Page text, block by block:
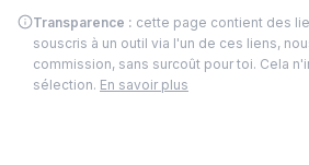
Transparence : cette page contient des
souscris à un outil via l'un de ces liens,
commission, sans surcoût pour toi. Cela
sélection. En savoir plus